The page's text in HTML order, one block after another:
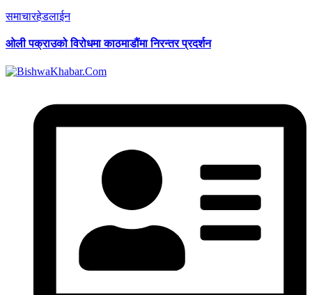
समाचारहेडलाईन
ओली पक्राउको विरोधमा काठमाडौंमा निरन्तर प्रदर्शन